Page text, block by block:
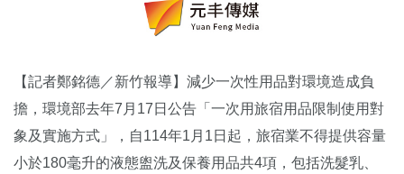
【記者鄭銘德／新竹報導】減少一次性用品對環境造成負
擔，環境部去年7月17日公告「一次用旅宿用品限制使用對
象及實施方式」，自114年1月1日起，旅宿業不得提供容量
小於180毫升的液態盥洗及保養用品共4項，包括洗髮乳、